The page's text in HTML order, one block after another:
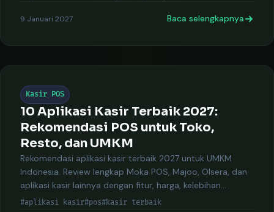
9 Januari 2027 Baca selengkapnya
Kasir POS
10 Aplikasi Kasir Terbaik 2027:
Rekomendasi POS untuk Toko,
Resto, dan UMKM
Rekomendasi aplikasi kasir terbaik 2027 untuk UMKM
Indonesia. Review lengkap Moka POS, Majoo, Olsera, dan
aplikasi kasir lainnya dengan fitur, harga, kelebihan
kekurangan.
#aplikasi kasir#pos#kasir terbaik